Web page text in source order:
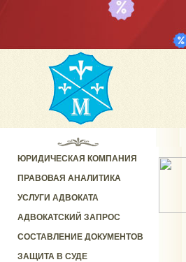
ЮРИДИЧЕСКАЯ КОМПАНИЯ
ПРАВОВАЯ АНАЛИТИКА
УСЛУГИ АДВОКАТА
АДВОКАТСКИЙ ЗАПРОС
СОСТАВЛЕНИЕ ДОКУМЕНТОВ
ЗАЩИТА В СУДЕ